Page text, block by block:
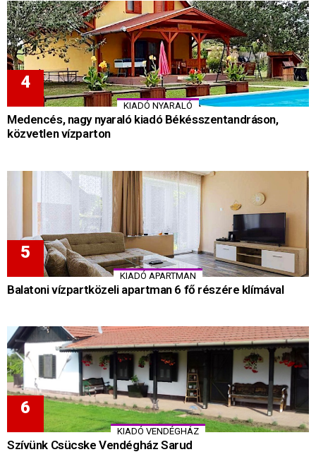
KIADÓ NYARALÓ
Medencés, nagy nyaraló kiadó Békésszentandráson,
közvetlen vízparton
KIADÓ APARTMAN
Balatoni vízpartközeli apartman 6 fő részére klímával
KIADÓ VENDÉGHÁZ
Szívünk Csücske Vendégház Sarud